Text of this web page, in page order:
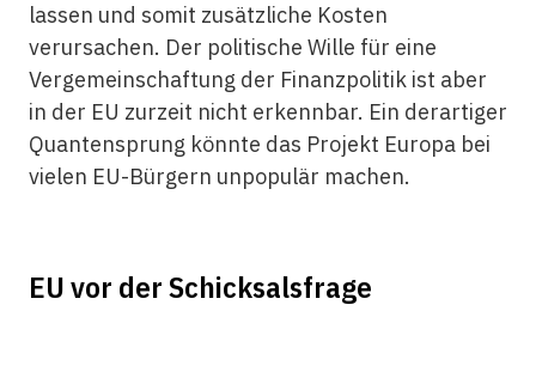
lassen und somit zusätzliche Kosten
verursachen. Der politische Wille für eine
Vergemeinschaftung der Finanzpolitik ist aber
in der EU zurzeit nicht erkennbar. Ein derartiger
Quantensprung könnte das Projekt Europa bei
vielen EU-Bürgern unpopulär machen.
EU vor der Schicksalsfrage